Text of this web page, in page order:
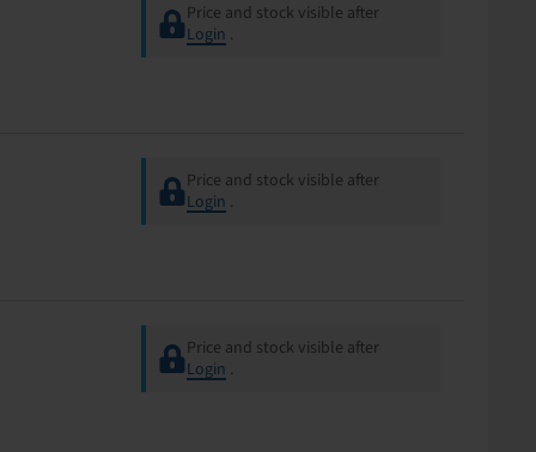
Price and stock visible after
Login .
Price and stock visible after
Login .
Price and stock visible after
Login .